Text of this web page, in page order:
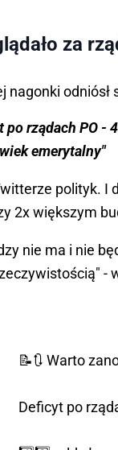
za
nagonki odniósł
po rządach PO -
emerytalny"
polityk. I
2x większym
nie ma i nie
-
📝🔃 Warto
Deficyt po